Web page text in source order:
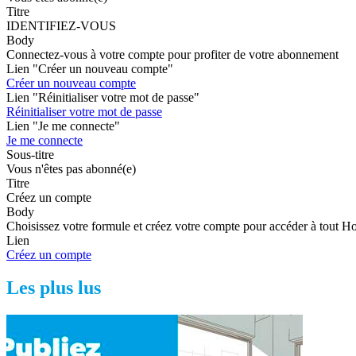
Titre
IDENTIFIEZ-VOUS
Body
Connectez-vous à votre compte pour profiter de votre abonnement
Lien "Créer un nouveau compte"
Créer un nouveau compte
Lien "Réinitialiser votre mot de passe"
Réinitialiser votre mot de passe
Lien "Je me connecte"
Je me connecte
Sous-titre
Vous n'êtes pas abonné(e)
Titre
Créez un compte
Body
Choisissez votre formule et créez votre compte pour accéder à tout
Lien
Créez un compte
Les plus lus